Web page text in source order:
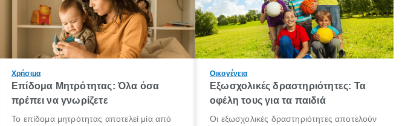
Χρήσιμα
Επίδομα Μητρότητας: Όλα όσα
πρέπει να γνωρίζετε
Το επίδομα μητρότητας αποτελεί μία από
Οικογένεια
Εξωσχολικές δραστηριότητες: Τα
οφέλη τους για τα παιδιά
Οι εξωσχολικές δραστηριότητες αποτελούν